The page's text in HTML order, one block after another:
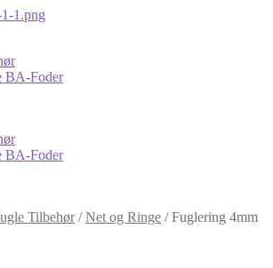
BA-Foder
BA-Foder
Tilbehør/Net og Ringe /Fuglering 4mm